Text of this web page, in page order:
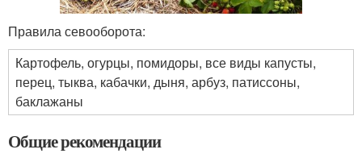
Правила севооборота:
Картофель, огурцы, помидоры, все виды капусты,
перец, тыква, кабачки, дыня, арбуз, патиссоны,
баклажаны
Общие рекомендации